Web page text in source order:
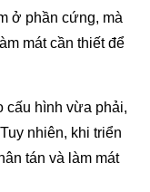
ở phần cứng, mà
mát cần thiết để
cấu hình vừa phải,
nhiên, khi triển
tán và làm mát